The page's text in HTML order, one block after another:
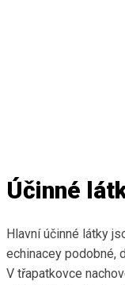
Účinné
Hlavní účinné látky
echinacey podobné,
V třapatkovce